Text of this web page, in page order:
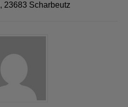
23683 Scharbeutz